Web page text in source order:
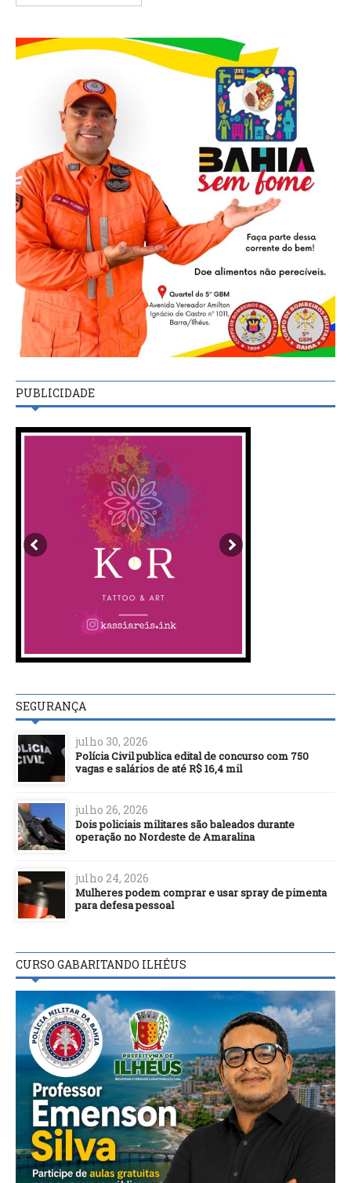
PUBLICIDADE
SEGURANÇA
julho 30, 2026
Polícia Civil publica edital de concurso com 750
vagas e salários de até R$ 16,4 mil
julho 26, 2026
Dois policiais militares são baleados durante
operação no Nordeste de Amaralina
julho 24, 2026
Mulheres podem comprar e usar spray de pimenta
para defesa pessoal
CURSO GABARITANDO ILHÉUS